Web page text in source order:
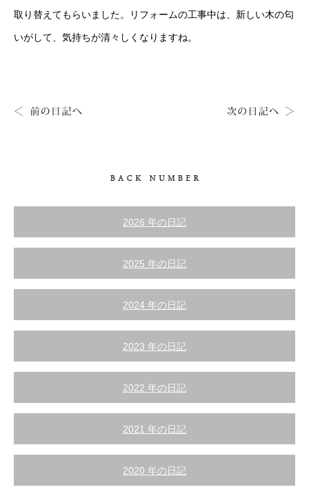
取り替えてもらいました。リフォームの工事中は、新しい木の匂
いがして、気持ちが清々しくなりますね。
2026 年の日記
2025 年の日記
2024 年の日記
2023 年の日記
2022 年の日記
2021 年の日記
2020 年の日記